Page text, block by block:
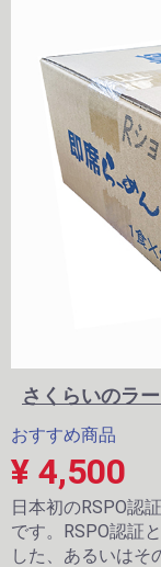
さくらいのラ
おすすめ商品
¥ 4,500
日本初のRSPO認
です。RSPO認証
した、あるいはそ